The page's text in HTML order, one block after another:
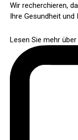
Wir recherchieren,
Ihre Gesundheit und
Lesen Sie mehr